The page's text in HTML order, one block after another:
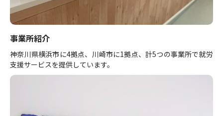
事業所紹介
神奈川県横浜市に4拠点、川崎市に1拠点、計5つの事業所で就労
支援サービスを提供しています。